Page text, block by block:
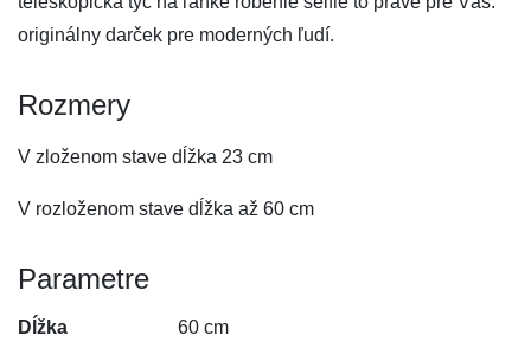
originálny darček pre moderných ľudí.
Rozmery
V zloženom stave dĺžka 23 cm
V rozloženom stave dĺžka až 60 cm
Parametre
Dĺžka 60 cm